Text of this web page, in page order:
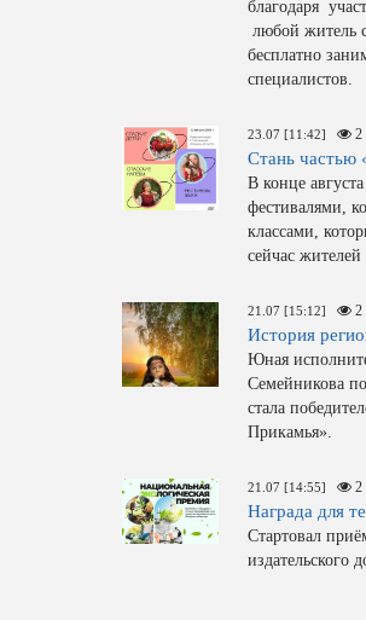
благодаря
любой житель
бесплатно
специалистов.
23.07 [11:42] 2
Стань частью
В конце
фестивалями,
классами,
сейчас
21.07 [15:12] 2
История
Юная
Семейникова
стала
Прикамья».
21.07 [14:55] 2
Награда для
Стартовал
издательского